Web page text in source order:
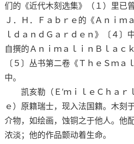
们的《近代木刻选集》（１）里已
Ｊ．Ｈ．Ｆａｂｒｅ的《Ａｎｉｍ
ｌｄａｎｄＧａｒｄｅｎ》〔４〕
自撰的ＡｎｉｍａｌｉｎＢｌａｃ
〔５〕丛书第二卷《ＴｈｅＳｍａ
中。
凯亥勒（Ｅ′ｍｉｌｅＣｈａｒｌ
ｅ）原籍瑞士，现入法国籍。木刻
介物，如绘画，蚀铜之于他人。他
浓淡；他的作品颤动着生命。